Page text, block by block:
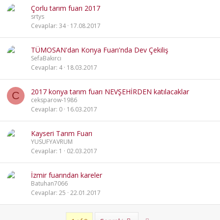
Çorlu tarım fuarı 2017
srtys
Cevaplar 34 17.08.2017
TÜMOSAN'dan Konya Fuarı'nda Dev Çekiliş
SefaBakırcı
Cevaplar 4 18.03.2017
C 2017 konya tarım fuarı NEVŞEHİRDEN katılacaklar
ceksparow-1986
Cevaplar 0 16.03.2017
Kayseri Tarım Fuarı
YUSUFYAVRUM
Cevaplar 1 02.03.2017
İzmir fuarından kareler
Batuhan7066
Cevaplar 25 22.01.2017